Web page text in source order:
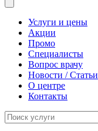
Услуги и цены
Акции
Промо
Специалисты
Вопрос врачу
Новости / Статьи
О центре
Контакты